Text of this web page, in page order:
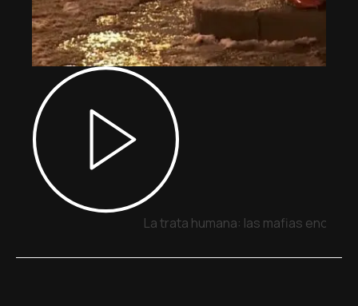
La trata humana: las mafias